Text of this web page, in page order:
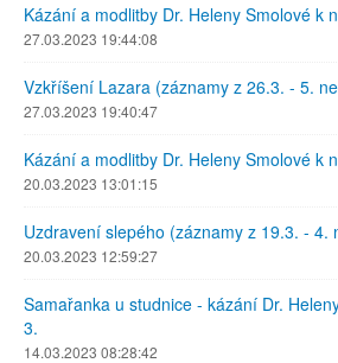
Kázání a modlitby Dr. Heleny Smolové k
27.03.2023 19:44:08
Vzkříšení Lazara (záznamy z 26.3. - 5.
27.03.2023 19:40:47
Kázání a modlitby Dr. Heleny Smolové k
20.03.2023 13:01:15
Uzdravení slepého (záznamy z 19.3. - 4.
20.03.2023 12:59:27
Samařanka u studnice - kázání Dr.
3.
14.03.2023 08:28:42